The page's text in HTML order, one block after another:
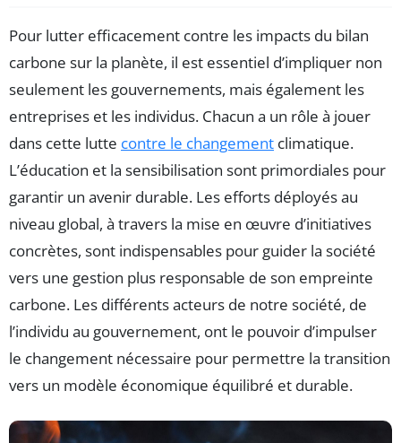
Pour lutter efficacement contre les impacts du bilan
carbone sur la planète, il est essentiel d’impliquer non
seulement les gouvernements, mais également les
entreprises et les individus. Chacun a un rôle à jouer
dans cette lutte contre le changement climatique.
L’éducation et la sensibilisation sont primordiales pour
garantir un avenir durable. Les efforts déployés au
niveau global, à travers la mise en œuvre d’initiatives
concrètes, sont indispensables pour guider la société
vers une gestion plus responsable de son empreinte
carbone. Les différents acteurs de notre société, de
l’individu au gouvernement, ont le pouvoir d’impulser
le changement nécessaire pour permettre la transition
vers un modèle économique équilibré et durable.